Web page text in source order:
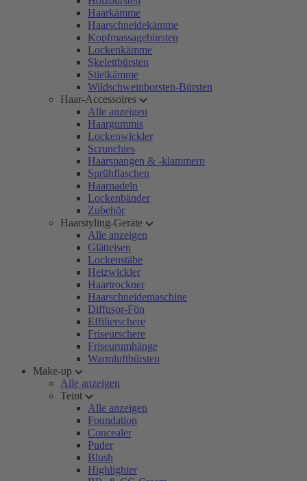
Haarkämme
Haarschneidekämme
Kopfmassagebürsten
Lockenkämme
Skelettbürsten
Stielkämme
Wildschweinborsten-Bürsten
Haar-Accessoires
Alle anzeigen
Haargummis
Lockenwickler
Scrunchies
Haarspangen & -klammern
Sprühflaschen
Haarnadeln
Lockenbänder
Zubehör
Haarstyling-Geräte
Alle anzeigen
Glätteisen
Lockenstäbe
Heizwickler
Haartrockner
Haarschneidemaschine
Diffusor-Fön
Effilierschere
Friseurschere
Friseurumhänge
Warmluftbürsten
Make-up
Alle anzeigen
Teint
Alle anzeigen
Foundation
Concealer
Puder
Blush
Highlighter